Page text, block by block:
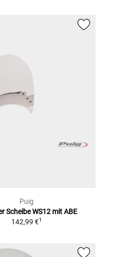
Puig
Scheibe WS12 mit ABE
142,99 €1